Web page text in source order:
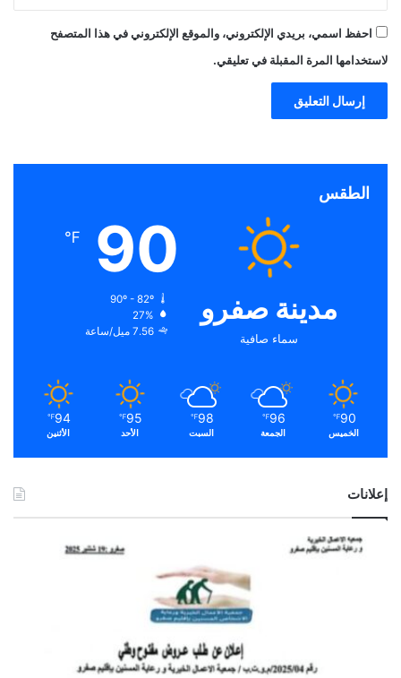
احفظ اسمي، بريدي الإلكتروني، والموقع الإلكتروني في هذا المتصفح
لاستخدامها المرة المقبلة في تعليقي.
الطقس
مدينة صفرو
سماء صافية
90
℉
90º - 82º
27%
7.56 ميل/ساعة
90
℉
الخميس
96
℉
الجمعة
98
℉
السبت
95
℉
الأحد
94
℉
الأثنين
إعلانات